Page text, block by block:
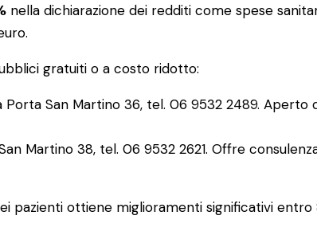
nella dichiarazione dei redditi come spese
gratuiti o a costo ridotto:
Porta San Martino 36, tel. 06 9532 2489.
Martino 38, tel. 06 9532 2621. Offre
pazienti ottiene miglioramenti significativi